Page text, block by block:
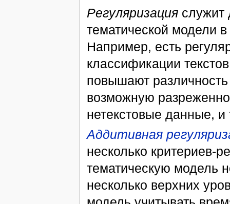
Регуляризацияслужит
тематической модели
Например, есть
классификации
повышают
возможную
нетекстовые данные, и
Аддитивная
несколько критериев-
тематическую модель
несколько верхних